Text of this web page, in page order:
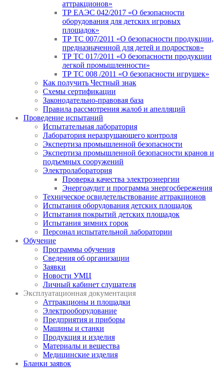
аттракционов»
ТР ЕАЭС 042/2017 «О безопасности
оборудования для детских игровых
площадок»
ТР ТС 007/2011 «О безопасности продукции,
предназначенной для детей и подростков»
ТР ТС 017/2011 «О безопасности продукции
легкой промышленности»
ТР ТС 008 /2011 «О безопасности игрушек»
Как получить Честный знак
Схемы сертификации
Законодательно-правовая база
Правила рассмотрения жалоб и апелляций
Проведение испытаний
Испытательная лаборатория
Лаборатория неразрушающего контроля
Экспертиза промышленной безопасности
Экспертиза промышленной безопасности кранов и
подъемных сооружений
Электролаборатория
Проверка качества электроэнергии
Энергоаудит и программа энергосбережения
Техническое освидетельствование аттракционов
Испытания оборудования детских площадок
Испытания покрытий детских площадок
Испытания зимних горок
Персонал испытательной лаборатории
Обучение
Программы обучения
Сведения об организации
Заявки
Новости УМЦ
Личный кабинет слушателя
Эксплуатационная документация
Аттракционы и площадки
Электрооборудование
Предприятия и приборы
Машины и станки
Продукция и изделия
Материалы и вещества
Медицинские изделия
Бланки заявок